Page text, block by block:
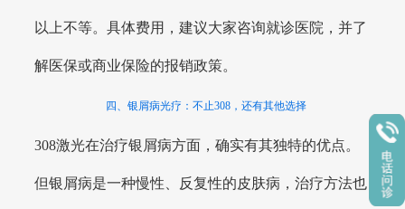
以上不等。具体费用，建议大家咨询就诊医院，并了
解医保或商业保险的报销政策。
四、银屑病光疗：不止308，还有其他选择
308激光在治疗银屑病方面，确实有其独特的优点。
但银屑病是一种慢性、反复性的皮肤病，治疗方法也